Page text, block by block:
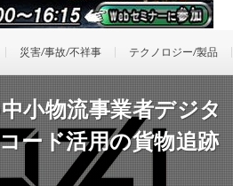
災害/事故/不祥事 テクノロジー/製品
小物流事業者デジタ
ード活用の貨物追跡